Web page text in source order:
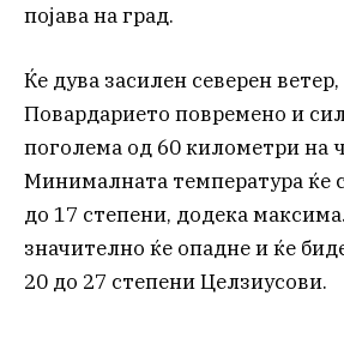
појава на град.
Ќе дува засилен северен
Повардарието повремено и
поголема од 60 километри на
Минималната температура ќе
до 17 степени, додека
значително ќе опадне и ќе
20 до 27 степени Целзиусови.